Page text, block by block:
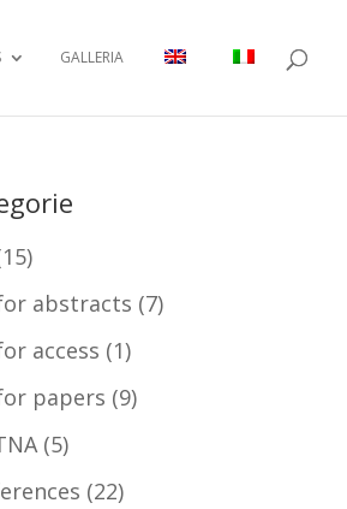
GALLERIA
abstracts (7)
access (1)
papers (9)
(5)
(22)